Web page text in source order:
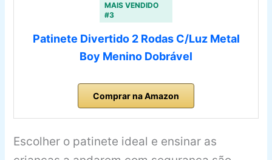
MAIS VENDIDO
#3
Patinete Divertido 2 Rodas C/Luz Metal
Boy Menino Dobrável
Comprar na Amazon
Escolher o patinete ideal e ensinar as